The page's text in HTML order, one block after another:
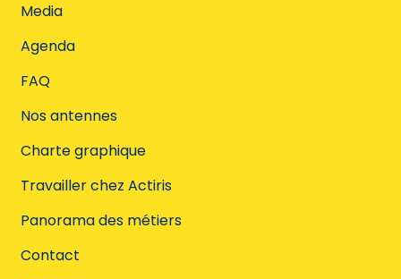
Media
Agenda
FAQ
Nos antennes
Charte graphique
Travailler chez Actiris
Panorama des métiers
Contact